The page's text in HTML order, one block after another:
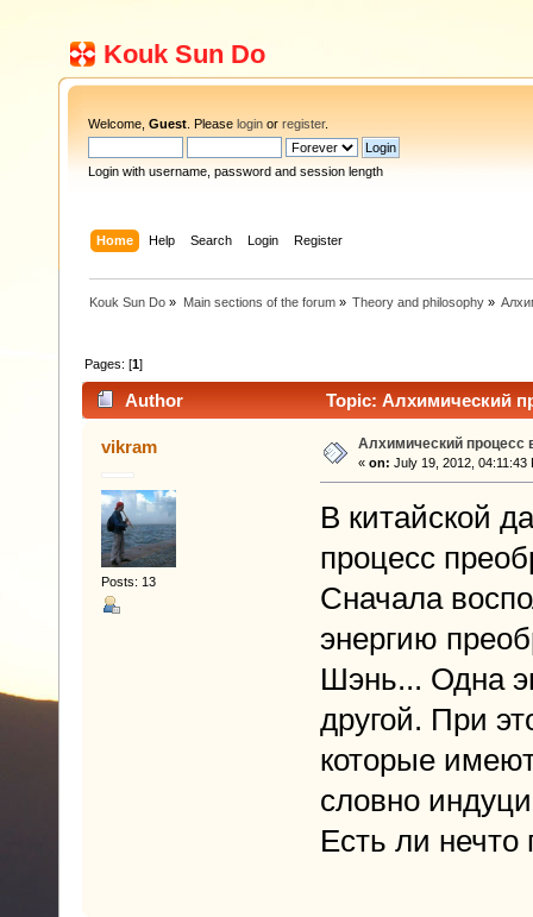
Kouk Sun Do
Welcome, Guest . Please login or register.
Login with username, password and session length
Home Help Search Login Register
Kouk Sun Do » Main sections of the forum» Theory and philosophy»
Pages: [1]
Author Topic: Алхимический
vikram
Posts: 13
Алхимический процесс
« on: July 19, 2012, 04:11:43
В китайской
процесс
Сначала
энергию
Шэнь... Одна
другой. При
которые
словно
Есть ли нечто